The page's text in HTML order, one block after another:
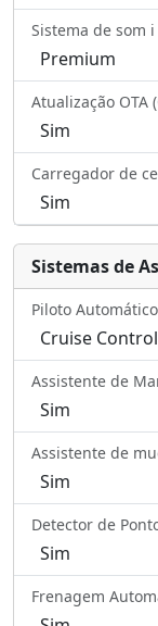
Sistema de som ℹ️
Premium
Atualização OTA
Sim
Carregador de
Sim
Sistemas de
Piloto Automático
Cruise
Assistente de
Sim
Assistente de
Sim
Detector de
Sim
Frenagem